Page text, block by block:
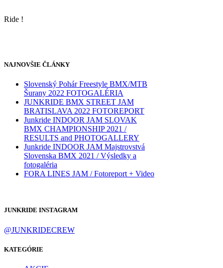
Ride !
NAJNOVŠIE ČLÁNKY
Slovenský Pohár Freestyle BMX/MTB
Šurany 2022 FOTOGALÉRIA
JUNKRIDE BMX STREET JAM
BRATISLAVA 2022 FOTOREPORT
Junkride INDOOR JAM SLOVAK
BMX CHAMPIONSHIP 2021 /
RESULTS and PHOTOGALLERY
Junkride INDOOR JAM Majstrovstvá
Slovenska BMX 2021 / Výsledky a
fotogaléria
FORA LINES JAM / Fotoreport + Video
JUNKRIDE INSTAGRAM
@JUNKRIDECREW
KATEGÓRIE